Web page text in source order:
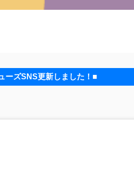
ーズSNS更新しました！■